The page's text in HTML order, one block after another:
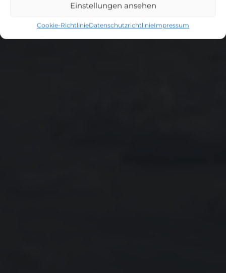
Einstellungen ansehen
Cookie-RichtlinieDatenschutzrichtlinieImpressum